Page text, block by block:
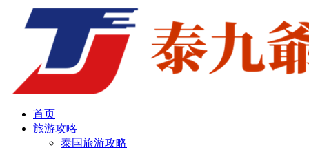
首页
旅游攻略
泰国旅游攻略